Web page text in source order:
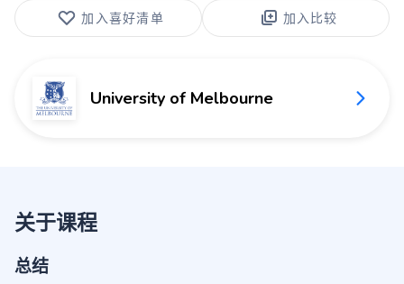
加入喜好清单 加入比较
University of Melbourne
关于课程
总结